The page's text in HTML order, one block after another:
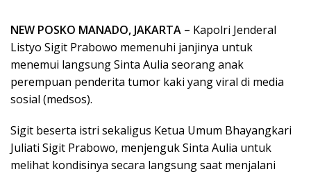
NEW POSKO MANADO, JAKARTA – Kapolri Jenderal
Listyo Sigit Prabowo memenuhi janjinya untuk
menemui langsung Sinta Aulia seorang anak
perempuan penderita tumor kaki yang viral di media
sosial (medsos).
Sigit beserta istri sekaligus Ketua Umum Bhayangkari
Juliati Sigit Prabowo, menjenguk Sinta Aulia untuk
melihat kondisinya secara langsung saat menjalani